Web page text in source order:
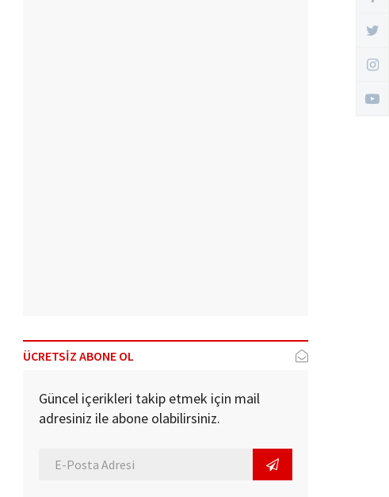
ÜCRETSİZ ABONE OL
Güncel içerikleri takip etmek için mail
adresiniz ile abone olabilirsiniz.